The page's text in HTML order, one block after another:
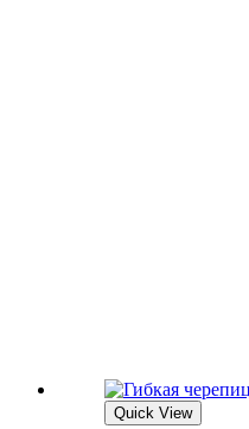
Quick View